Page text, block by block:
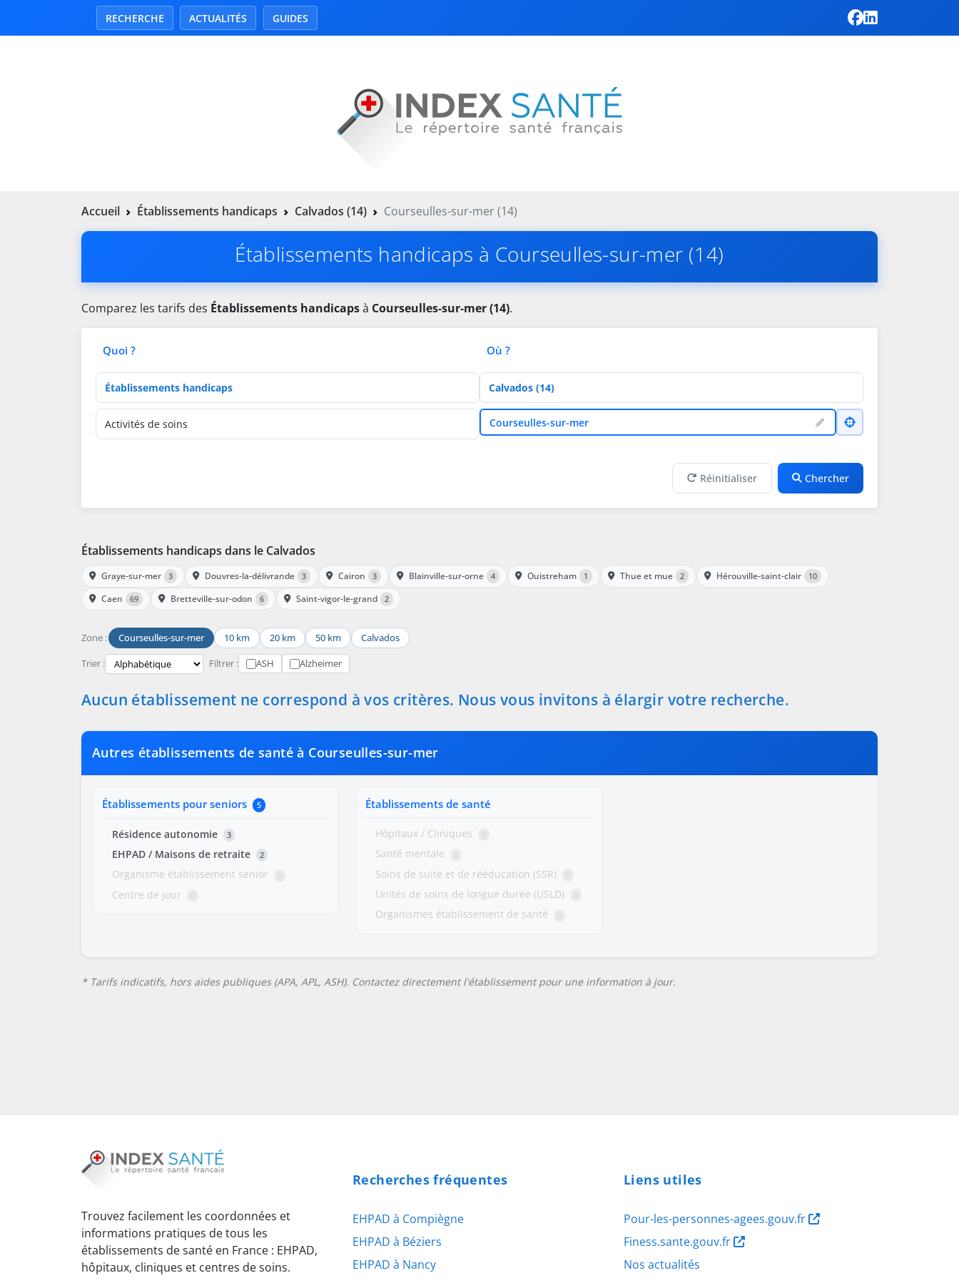
RECHERCHE ACTUALITÉS GUIDES
Accueil Établissements handicaps Calvados (14) Courseulles-sur-mer (14)
Établissements handicaps à Courseulles-sur-mer (14)
Comparez les tarifs des Établissements handicapsà Courseulles-sur-mer (14).
Quoi ?
Type d'établissement
Activités de soins
Où ?
Département
VilleCourseulles-sur-mer
Réinitialiser Chercher
Établissements handicaps dans le Calvados
Graye-sur-mer 3 Douvres-la-délivrande 3 Cairon 3 Blainville-sur-orne 4 Ouistreham 1 Thue et mue 2 Hérouville-saint-clair 10
Caen 69 Bretteville-sur-odon 6 Saint-vigor-le-grand 2
Zone : Courseulles-sur-mer 10 km 20 km 50 km Calvados
Trier : Filtrer : ASH Alzheimer
Aucun établissement ne correspond à vos critères. Nous vous invitons à élargir votre recherche.
Autres établissements de santé à Courseulles-sur-mer
Établissements pour seniors 5
Résidence autonomie 3
EHPAD / Maisons de retraite 2
Organisme établissement senior 0
Centre de jour 0
Établissements de santé
Hôpitaux / Cliniques 0
Santé mentale 0
Soins de suite et de rééducation (SSR) 0
Unités de soins de longue durée (USLD) 0
Organismes établissement de santé 0
* Tarifs indicatifs, hors aides publiques (APA, APL, ASH). Contactez directement l'établissement pour une information à jour.
Trouvez facilement les coordonnées et
informations pratiques de tous les
établissements de santé en France : EHPAD,
hôpitaux, cliniques et centres de soins.
Recherches fréquentes
EHPAD à Compiègne
EHPAD à Béziers
EHPAD à Nancy
Liens utiles
Pour-les-personnes-agees.gouv.fr
Finess.sante.gouv.fr
Nos actualités